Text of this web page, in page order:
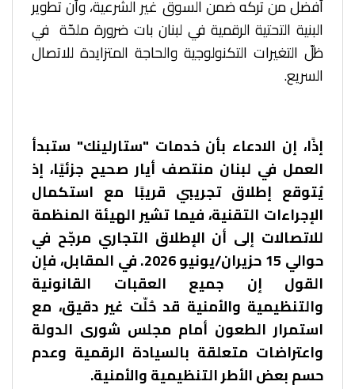
أفضل من تركه ضمن السوق غير الشرعية، وأن تطوير
البنية التحتية الرقمية في لبنان بات ضرورة ملحّة في
ظلّ التغيرات التكنولوجية والحاجة المتزايدة للاتصال
السريع.
إذًا، إن الادعاء بأن خدمات "ستارلينك" ستبدأ
العمل في لبنان منتصف أيار صحيح جزئيًا، إذ
يُتوقع إطلاق تجريبي قريبًا مع استكمال
الإجراءات التقنية، فيما تشير الهيئة المنظمة
للاتصالات إلى أن الإطلاق التجاري مرجّح في
حوالي 15 حزيران/يونيو 2026. في المقابل، فإن
القول إن جميع العقبات القانونية
والتنظيمية والأمنية قد حُلّت غير دقيق، مع
استمرار الطعون أمام مجلس شورى الدولة
واعتراضات متعلقة بالسيادة الرقمية وعدم
حسم بعض الأطر التنظيمية والأمنية.